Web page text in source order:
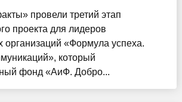
провели третий этап
проекта для лидеров
организаций «Формула успеха.
который
фонд «АиФ. Добро...